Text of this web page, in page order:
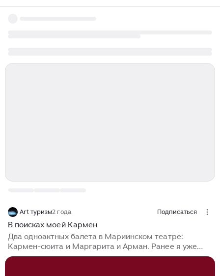
Art туризм2 года Подписаться
В поисках моей Кармен
Два одноактных балета в Мариинском театре:
Кармен-сюита и Маргарита и Арман. Ранее я уже
писала о лучшей роли Майи Плисецкой- Кармен, и о